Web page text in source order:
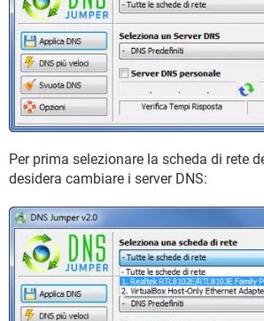
Per prima selezionare la scheda di rete
desidera cambiare i server DNS: